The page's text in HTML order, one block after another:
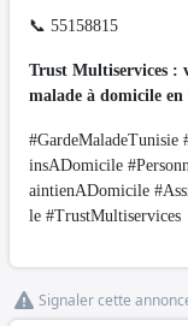
📞 55158815
Trust Multiservices :
malade à domicile en
insADomicile
aintienADomicile
le #TrustMultiservices
Signaler cette